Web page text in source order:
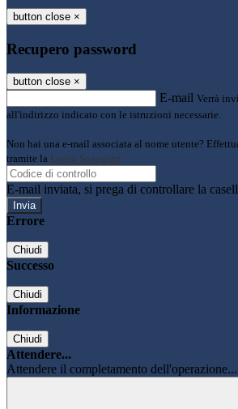
button close ×
Recupero password
button close ×
E-mail Verrà
all'indirizzo indicato con le istruzioni necessarie.
Non hai una e-mail associata al nome utente?
tramite la Login Spaggiari
E-mail inviata, si prega di controllare la
Errore
Chiudi
Successo
Chiudi
Informazione
Chiudi
Attendere...
Attendere il completamento dell'operazione...